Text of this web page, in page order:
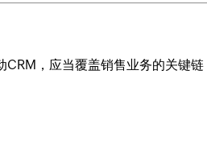
，应当覆盖销售业务的关键链